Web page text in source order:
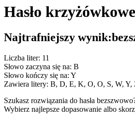
Hasło
Najtrafniejszy wynik:
Liczba liter: 11
Słowo zaczyna się na: B
Słowo kończy się na: Y
Zawiera litery: B, D, E, K, O, O, S, W, Y,
Szukasz rozwiązania do hasła
Wybierz najlepsze dopasowanie albo